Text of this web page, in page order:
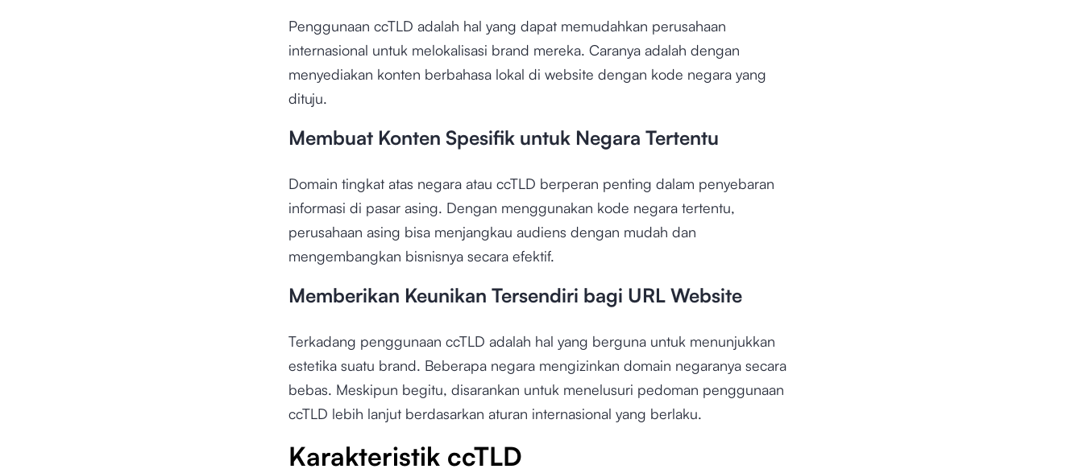
Penggunaan ccTLD adalah hal yang dapat memudahkan perusahaan
internasional untuk melokalisasi brand mereka. Caranya adalah dengan
menyediakan konten berbahasa lokal di website dengan kode negara yang
dituju.
Membuat Konten Spesifik untuk Negara Tertentu
Domain tingkat atas negara atau ccTLD berperan penting dalam penyebaran
informasi di pasar asing. Dengan menggunakan kode negara tertentu,
perusahaan asing bisa menjangkau audiens dengan mudah dan
mengembangkan bisnisnya secara efektif.
Memberikan Keunikan Tersendiri bagi URL Website
Terkadang penggunaan ccTLD adalah hal yang berguna untuk menunjukkan
estetika suatu brand. Beberapa negara mengizinkan domain negaranya secara
bebas. Meskipun begitu, disarankan untuk menelusuri pedoman penggunaan
ccTLD lebih lanjut berdasarkan aturan internasional yang berlaku.
Karakteristik ccTLD